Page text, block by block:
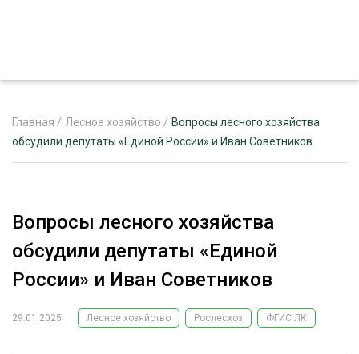
РЕКЛАМОДАТЕЛЯМ
ЛЕСНОЕ ХОЗЯЙСТВО
ЛЕСОЗАГОТОВКА
ЭКСПЕРТНОЕ МНЕНИЕ
Главная / Лесное хозяйство / Вопросы лесного хозяйства
обсудили депутаты «Единой России» и Иван Советников
Вопросы лесного хозяйства
обсудили депутаты «Единой
России» и Иван Советников
29.01.2025 Лесное хозяйство Рослесхоз ФГИС ЛК